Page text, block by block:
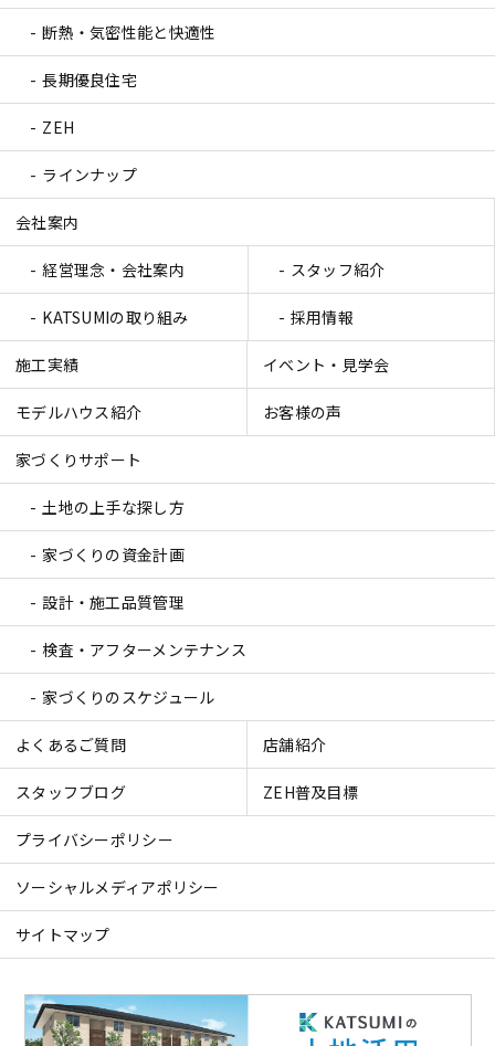
断熱・気密性能と快適性
長期優良住宅
ZEH
ラインナップ
会社案内
経営理念・会社案内 スタッフ紹介
KATSUMIの取り組み 採用情報
施工実績 イベント・見学会
モデルハウス紹介 お客様の声
家づくりサポート
土地の上手な探し方
家づくりの資金計画
設計・施工品質管理
検査・アフターメンテナンス
家づくりのスケジュール
よくあるご質問 店舗紹介
スタッフブログ ZEH普及目標
プライバシーポリシー
ソーシャルメディアポリシー
サイトマップ